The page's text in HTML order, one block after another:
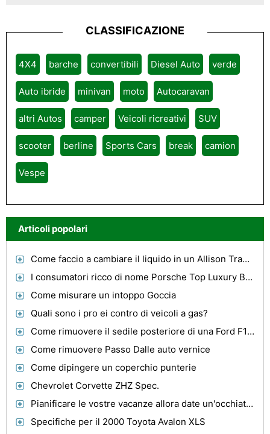
CLASSIFICAZIONE
4X4 barche convertibili Diesel Auto verde
Auto ibride minivan moto Autocaravan
altri Autos camper Veicoli ricreativi SUV
scooter berline Sports Cars break camion
Vespe
Articoli popolari
Come faccio a cambiare il liquido in un Allison Transmission MH 4060?
I consumatori ricco di nome Porsche Top Luxury Brand
Come misurare un intoppo Goccia
Quali sono i pro ei contro di veicoli a gas?
Come rimuovere il sedile posteriore di una Ford F150 Extended Cab
Come rimuovere Passo Dalle auto vernice
Come dipingere un coperchio punterie
Chevrolet Corvette ZHZ Spec.
Pianificare le vostre vacanze allora date un'occhiata alle informazioni per le vacanze
Specifiche per il 2000 Toyota Avalon XLS